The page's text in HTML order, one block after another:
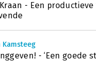
- Een
Kamsteeg
- ‘Een goede